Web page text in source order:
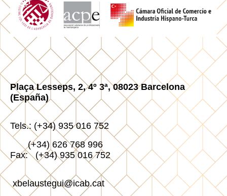
Plaça Lesseps, 2, 4º 3ª, 08023 Barcelona
(España)
Tels.: (+34) 935 016 752
(+34) 626 768 996
Fax: (+34) 935 016 752
xbelaustegui@icab.cat